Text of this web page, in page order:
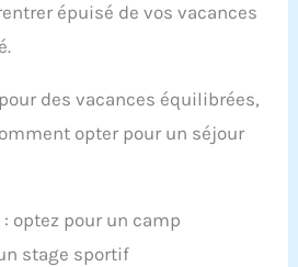
épuisé de vos vacances
des vacances équilibrées,
opter pour un séjour
optez pour un camp
stage sportif